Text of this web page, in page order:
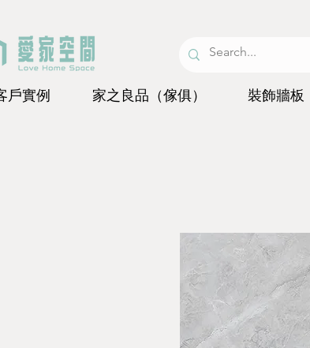
戶實例 家之良品（傢俱） 裝飾牆板